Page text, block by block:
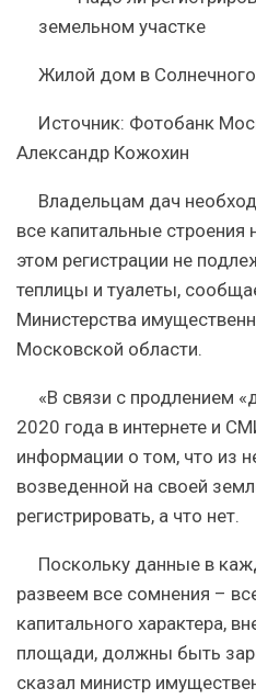
Жилой дом в
Источник: Фотобанк
Александр Кожохин
Владельцам дач
все капитальные строения
этом регистрации не
теплицы и туалеты,
Министерства
Московской области.
«В связи с продлением
2020 года в интернете и
информации о том, что из
возведенной на своей
регистрировать, а что нет.
Поскольку данные в
развеем все сомнения –
капитального характера,
площади, должны быть
сказал министр